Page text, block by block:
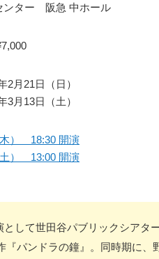
ンター 阪急 中ホール
2月21日（日）
3月13日（土）
） 18:30 開演
） 13:00 開演
して世田谷パブリックシア
『パンドラの鐘』。同時期に